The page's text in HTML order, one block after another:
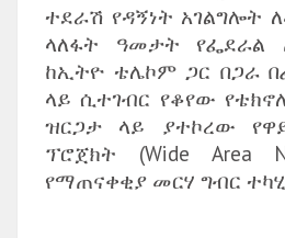
ተደራሽ የዳኝነት አገልግሎት
ላለፋት ዓመታት የፌደራል
ከኢትዮ ቴሌኮም ጋር በጋራ
ላይ ሲተገብር የቆየው
ዝርጋታ ላይ ያተኮረው
ፕሮጀክት (Wide Area
የማጠናቀቂያ መርሃ ግብር